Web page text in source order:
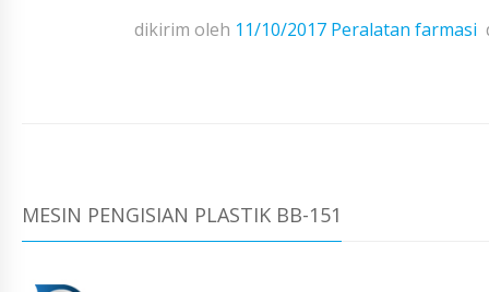
dikirim oleh 11/10/2017 Peralatan farmasi
MESIN PENGISIAN PLASTIK BB-151